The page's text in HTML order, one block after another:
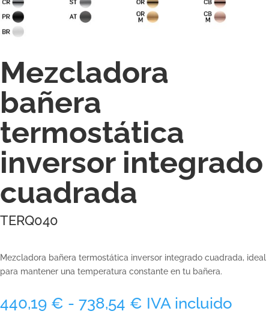
Mezcladora
bañera
termostática
inversor integrado
cuadrada
TERQ040
Mezcladora bañera termostática inversor integrado cuadrada, ideal
para mantener una temperatura constante en tu bañera.
440,19 € - 738,54 € Rango
IVA incluido